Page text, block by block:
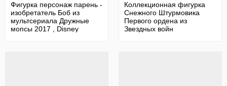
Фигурка персонаж парень -
изобретатель Боб из
мультсериала Дружные
мопсы 2017 , Disney
Коллекционная фигурка
Снежного Штурмовика
Первого ордена из
Звездных войн